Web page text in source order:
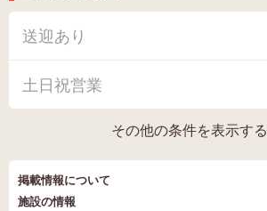
送迎あり
土日祝営業
その他の条件を表示する
掲載情報について
施設の情報